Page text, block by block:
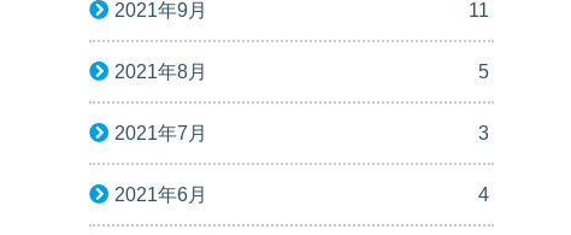
2021年9月 11
2021年8月 5
2021年7月 3
2021年6月 4